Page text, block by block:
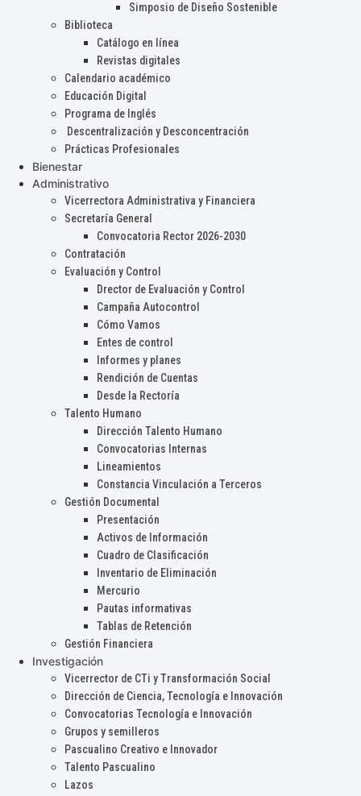
Simposio de Diseño Sostenible
Biblioteca
Catálogo en línea
Revistas digitales
Calendario académico
Educación Digital
Programa de Inglés
Descentralización y Desconcentración
Prácticas Profesionales
Bienestar
Administrativo
Vicerrectora Administrativa y Financiera
Secretaría General
Convocatoria Rector 2026-2030
Contratación
Evaluación y Control
Drector de Evaluación y Control
Campaña Autocontrol
Cómo Vamos
Entes de control
Informes y planes
Rendición de Cuentas
Desde la Rectoría
Talento Humano
Dirección Talento Humano
Convocatorias Internas
Lineamientos
Constancia Vinculación a Terceros
Gestión Documental
Presentación
Activos de Información
Cuadro de Clasificación
Inventario de Eliminación
Mercurio
Pautas informativas
Tablas de Retención
Gestión Financiera
Investigación
Vicerrector de CTi y Transformación Social
Dirección de Ciencia, Tecnología e Innovación
Convocatorias Tecnología e Innovación
Grupos y semilleros
Pascualino Creativo e Innovador
Talento Pascualino
Lazos